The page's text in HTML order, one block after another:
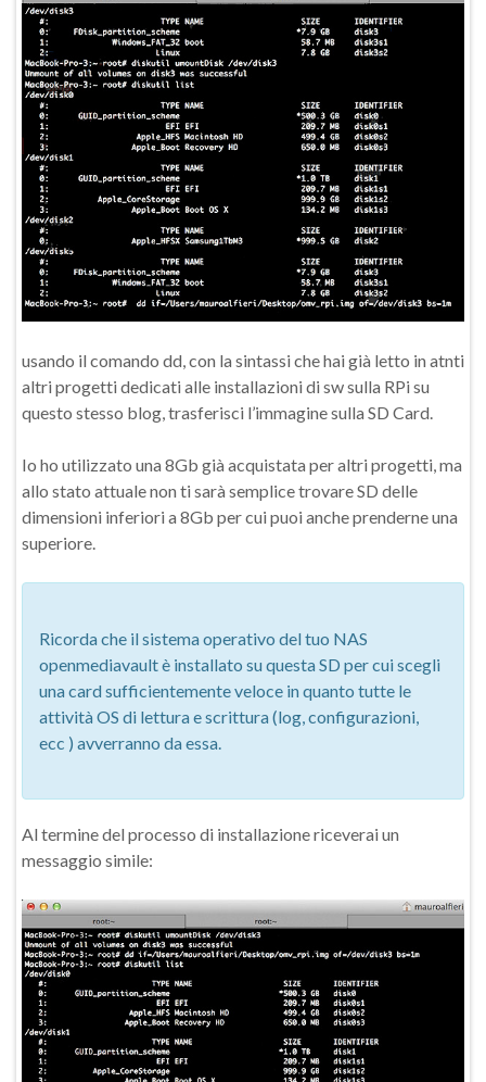
usando il comando dd, con la sintassi che hai già letto in atnti
altri progetti dedicati alle installazioni di sw sulla RPi su
questo stesso blog, trasferisci l’immagine sulla SD Card.
Io ho utilizzato una 8Gb già acquistata per altri progetti, ma
allo stato attuale non ti sarà semplice trovare SD delle
dimensioni inferiori a 8Gb per cui puoi anche prenderne una
superiore.
Ricorda che il sistema operativo del tuo NAS
openmediavault è installato su questa SD per cui scegli
una card sufficientemente veloce in quanto tutte le
attività OS di lettura e scrittura (log, configurazioni,
ecc ) avverranno da essa.
Al termine del processo di installazione riceverai un
messaggio simile: